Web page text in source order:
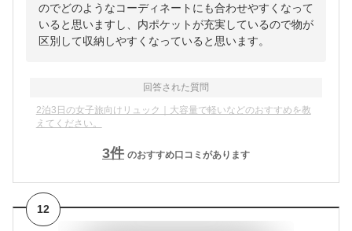
のでどのようなコーディネートにも合わせやすくなって
いると思いますし、内ポケットが充実しているので物が
区別して収納しやすくなっていると思います。
回答された質問
2泊3日の女子旅向けリュック｜大容量で軽いなどのおすすめを教
えてください。
3件 のおすすめ口コミがあります
12